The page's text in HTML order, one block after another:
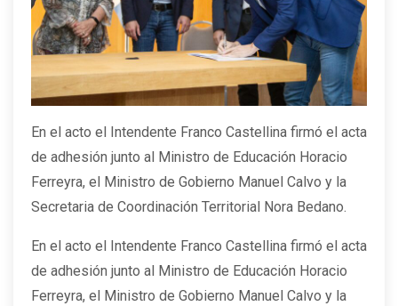
En el acto el Intendente Franco Castellina firmó el acta
de adhesión junto al Ministro de Educación Horacio
Ferreyra, el Ministro de Gobierno Manuel Calvo y la
Secretaria de Coordinación Territorial Nora Bedano.
En el acto el Intendente Franco Castellina firmó el acta
de adhesión junto al Ministro de Educación Horacio
Ferreyra, el Ministro de Gobierno Manuel Calvo y la